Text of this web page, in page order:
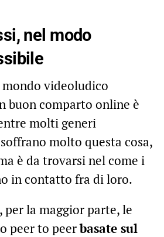
nel modo
videoludico
buon comparto online è
molti generi
molto questa cosa,
è da trovarsi nel come i
in contatto fra di loro.
la maggior parte, le
peer to peerbasate sul